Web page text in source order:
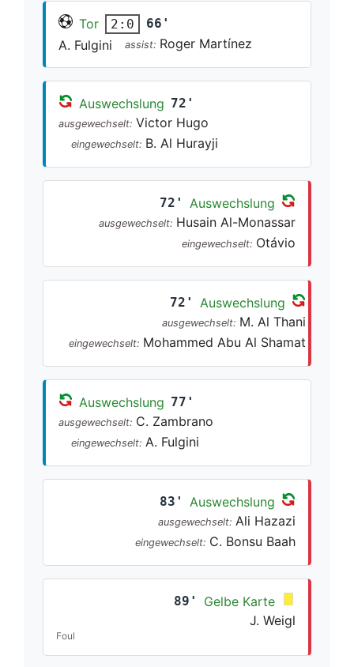
Tor 2:0 66'
A. Fulgini assist: Roger Martínez
Auswechslung 72'
ausgewechselt: Victor Hugo
eingewechselt: B. Al Hurayji
72' Auswechslung
ausgewechselt: Husain Al-Monassar
eingewechselt: Otávio
72' Auswechslung
ausgewechselt: M. Al Thani
eingewechselt: Mohammed Abu Al Shamat
Auswechslung 77'
ausgewechselt: C. Zambrano
eingewechselt: A. Fulgini
83' Auswechslung
ausgewechselt: Ali Hazazi
eingewechselt: C. Bonsu Baah
89'
Gelbe Karte
J. Weigl
Foul